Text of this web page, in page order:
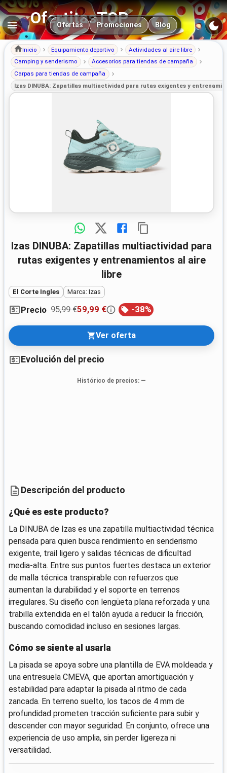
OfertitasTOP
Navegación principal
Ofertas Promociones Blog
Inicio Equipamiento deportivo
Actividades al aire libre
Camping y senderismo
Accesorios para tiendas de campaña
Carpas para tiendas de campaña
Izas DINUBA: Zapatillas multiactividad para rutas exigentes y
Izas DINUBA: Zapatillas multiactividad para
rutas exigentes y entrenamientos al aire
libre
El Corte Ingles Marca: Izas
Precio 95,99 €59,99 € -38%
Ver oferta
Evolución del precio
Histórico de precios: —
Descripción del producto
¿Qué es este producto?
La DINUBA de Izas es una zapatilla multiactividad técnica
pensada para quien busca rendimiento en senderismo
exigente, trail ligero y salidas técnicas de dificultad
media-alta. Entre sus puntos fuertes destaca un exterior
de malla técnica transpirable con refuerzos que
aumentan la durabilidad y el soporte en terrenos
irregulares. Su diseño con lengüeta plana reforzada y una
trabilla extendida en el talón ayuda a reducir la fricción,
buscando comodidad incluso en sesiones largas.
Cómo se siente al usarla
La pisada se apoya sobre una plantilla de EVA moldeada y
una entresuela CMEVA, que aportan amortiguación y
estabilidad para adaptar la pisada al ritmo de cada
zancada. En terreno suelto, los tacos de 4 mm de
profundidad prometen tracción suficiente para subir y
descender con mayor seguridad. En conjunto, ofrece una
experiencia de uso amplia, sin perder ligereza ni
versatilidad.